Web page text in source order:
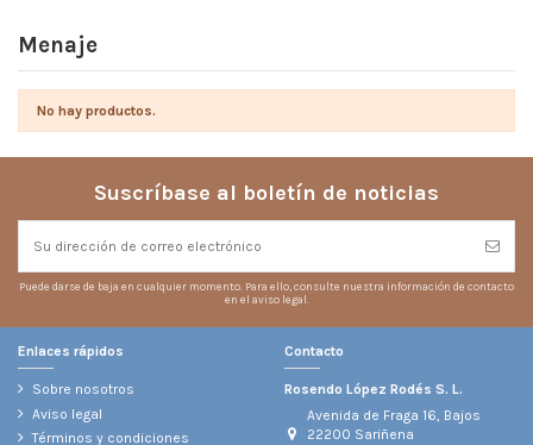
Menaje
No hay productos.
Suscríbase al boletín de noticias
Puede darse de baja en cualquier momento. Para ello, consulte nuestra información de contacto
en el aviso legal.
Enlaces rápidos
Sobre nosotros
Aviso legal
Términos y condiciones
Contacto
Rosendo López Rodés S. L.
Avenida de Fraga 16, Bajos
22200 Sariñena